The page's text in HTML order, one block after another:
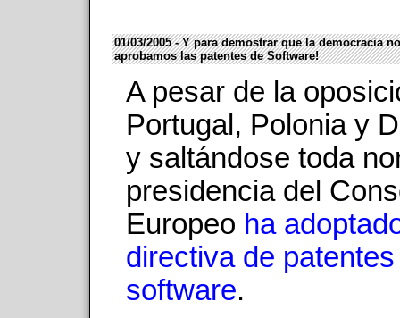
01/03/2005 - Y para demostrar que la democracia
aprobamos las patentes de Software!
A pesar de la
Portugal, Polonia y
y saltándose toda
presidencia del
Europeo ha
directiva de
software.